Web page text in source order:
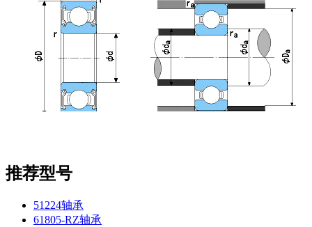
推荐型号
51224轴承
61805-RZ轴承